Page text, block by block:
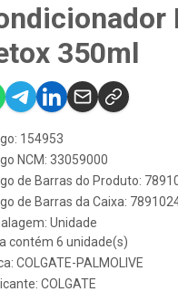
350ml
154953
NCM: 33059000
de Barras do Produto:
de Barras da Caixa:
Unidade
contém 6 unidade(s)
COLGATE-PALMOLIVE
COLGATE